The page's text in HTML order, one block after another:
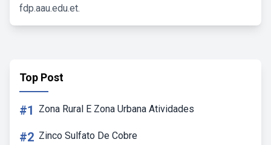
fdp.aau.edu.et.
Top Post
#1 Zona Rural E Zona Urbana Atividades
#2 Zinco Sulfato De Cobre